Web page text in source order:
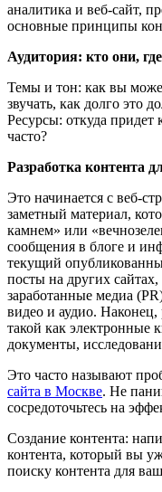
аналитика и веб-сайт,
основные принципы
Аудитория: кто они,
Темы и тон: как вы
звучать, как долго это
Ресурсы: откуда придет
часто?
Разработка контента
Это начинается с веб-
заметный материал,
камнем» или
сообщения в блоге и
текущий
посты на других
заработанные медиа
видео и аудио.
такой как электронные
документы,
Это часто называют
сайта в Москве. Не
сосредоточьтесь на
Создание контента:
контента, который вы
поиску контента для